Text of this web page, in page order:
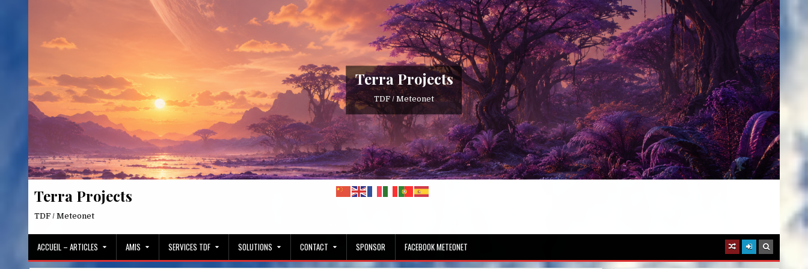
Terra Projects
TDF / Meteonet
Terra Projects
TDF / Meteonet
ACCUEIL – ARTICLES AMIS SERVICES TDF SOLUTIONS CONTACT SPONSOR FACEBOOK METEONET